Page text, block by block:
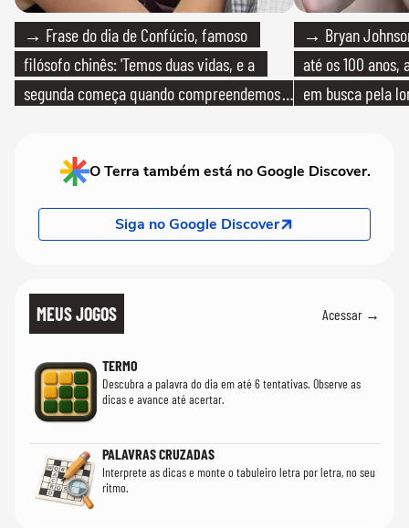
→ Frase do dia de Confúcio, famoso
filósofo chinês: 'Temos duas vidas, e a
segunda começa quando compreendemos
→ Bryan
até os 100
em busca pela
O Terra também está no Google Discover.
Siga no Google Discover
MEUS JOGOS Acessar →
TERMO
Descubra a palavra do dia em até 6 tentativas. Observe as
dicas e avance até acertar.
PALAVRAS CRUZADAS
Interprete as dicas e monte o tabuleiro letra por letra, no seu
ritmo.